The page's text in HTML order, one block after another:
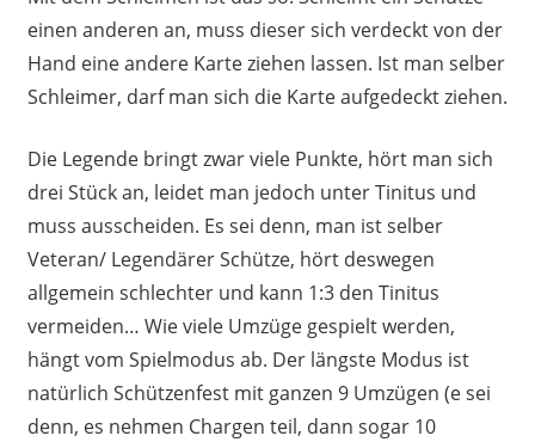
einen anderen an, muss dieser sich verdeckt von der
Hand eine andere Karte ziehen lassen. Ist man selber
Schleimer, darf man sich die Karte aufgedeckt ziehen.
Die Legende bringt zwar viele Punkte, hört man sich
drei Stück an, leidet man jedoch unter Tinitus und
muss ausscheiden. Es sei denn, man ist selber
Veteran/ Legendärer Schütze, hört deswegen
allgemein schlechter und kann 1:3 den Tinitus
vermeiden… Wie viele Umzüge gespielt werden,
hängt vom Spielmodus ab. Der längste Modus ist
natürlich Schützenfest mit ganzen 9 Umzügen (e sei
denn, es nehmen Chargen teil, dann sogar 10